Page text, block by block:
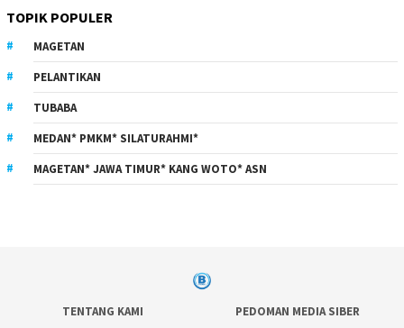
TOPIK POPULER
MAGETAN
PELANTIKAN
TUBABA
MEDAN* PMKM* SILATURAHMI*
MAGETAN* JAWA TIMUR* KANG WOTO* ASN
TENTANG KAMI PEDOMAN MEDIA SIBER